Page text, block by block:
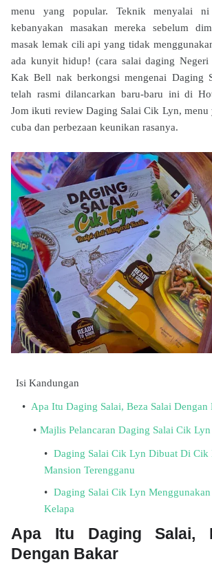
menu yang popular. Teknik menyalai ni
kebanyakan masakan mereka sebelum
masak lemak cili api yang tidak
ada kunyit hidup! (cara salai daging
Kak Bell nak berkongsi mengenai Daging
telah rasmi dilancarkan baru-baru ini di
Jom ikuti review Daging Salai Cik Lyn,
cuba dan perbezaan keunikan rasanya.
Isi Kandungan
Apa Itu Daging Salai, Beza Salai Dengan
Majlis Pelancaran Daging Salai Cik Lyn
Daging Salai Cik Lyn Dibuat Di Cik
Mansion Terengganu
Daging Salai Cik Lyn
Kelapa
Apa Itu Daging Salai,
Dengan Bakar